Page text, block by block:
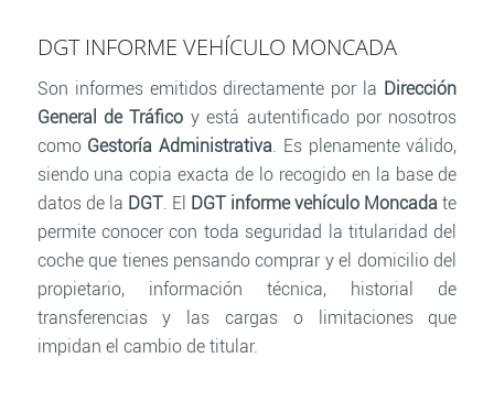
DGT INFORME VEHÍCULO MONCADA
Son informes emitidos directamente por la Dirección
General de Tráfico y está autentificado por nosotros
como Gestoría Administrativa . Es plenamente válido,
siendo una copia exacta de lo recogido en la base de
datos de la DGT. El DGT informe vehículo Moncada te
permite conocer con toda seguridad la titularidad del
coche que tienes pensando comprar y el domicilio del
propietario, información técnica, historial de
transferencias y las cargas o limitaciones que
impidan el cambio de titular.